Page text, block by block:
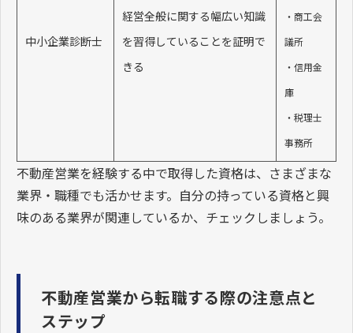
中小企業診断士
経営全般に関する幅広い知識
を習得していることを証明で
きる
・商工会
議所
・信用金
庫
・税理士
事務所
不動産営業を経験する中で取得した資格は、さまざまな
業界・職種でも活かせます。自分の持っている資格と興
味のある業界が関連しているか、チェックしましょう。
不動産営業から転職する際の注意点と
ステップ